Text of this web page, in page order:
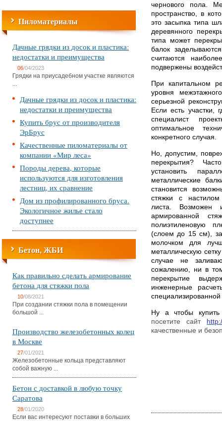
Пиломатериалы
Дачные грядки из досок и пластика:
недостатки и преимущества
06/04/2023
Грядки на приусадебном участке являются
...
Дачные грядки из досок и пластика:
недостатки и преимущества
Купить брус от производителя
ЭрБрус
Качественные пиломатериалы от
компании «Мир леса»
Породы дерева, которые
используются для изготовления
лестниц, их сравнение
Дом из профилированного бруса.
Экологичное жилье стало
доступнее
Бетон, ЖБИ
Как правильно сделать армирование
бетона для стяжки пола
10/08/2021
При создании стяжки пола в помещении
большой ...
Производство железобетонных колец
в Москве
27/01/2021
Железобетонные кольца представляют
собой важную ...
Бетон с доставкой в любую точку
Саратова
28/01/2020
Если вас интересуют поставки в больших
чернового пола.
пространство, в
это засыпка типа
деревянного
типа может
балок
считаются
подвержены
При капитальном
уровня
серьезной
Если есть участки,
специалист
оптимальное
конкретного случая.
Но, допустим,
перекрытия?
установить
металлические
становится
стяжки с настилом
листа. Возможен
армированной
полиэтиленовую
(слоем до 15 см),
молочком для
металлическую
случае не
сожалению, ни в
перекрытие
инженерные
Ну а чтобы купить
посетите сайт
качественные и